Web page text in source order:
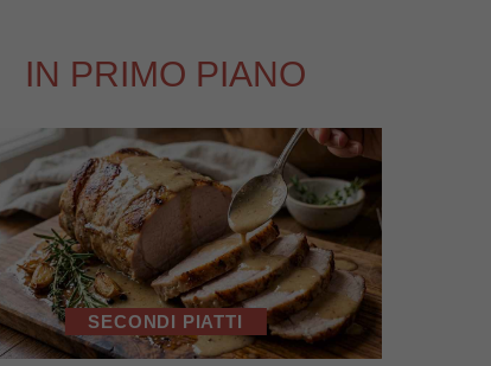
IN PRIMO PIANO
SECONDI PIATTI